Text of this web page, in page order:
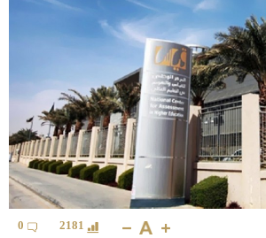
2181
0